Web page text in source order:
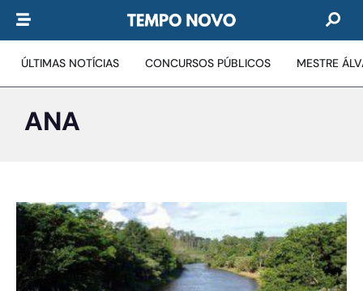
ÚLTIMAS NOTÍCIAS CONCURSOS PÚBLICOS MESTRE
ANA